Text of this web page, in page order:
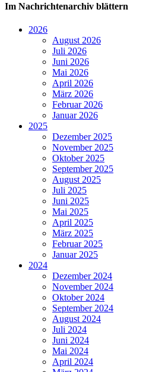
Im Nachrichtenarchiv blättern
2026
August 2026
Juli 2026
Juni 2026
Mai 2026
April 2026
März 2026
Februar 2026
Januar 2026
2025
Dezember 2025
November 2025
Oktober 2025
September 2025
August 2025
Juli 2025
Juni 2025
Mai 2025
April 2025
März 2025
Februar 2025
Januar 2025
2024
Dezember 2024
November 2024
Oktober 2024
September 2024
August 2024
Juli 2024
Juni 2024
Mai 2024
April 2024